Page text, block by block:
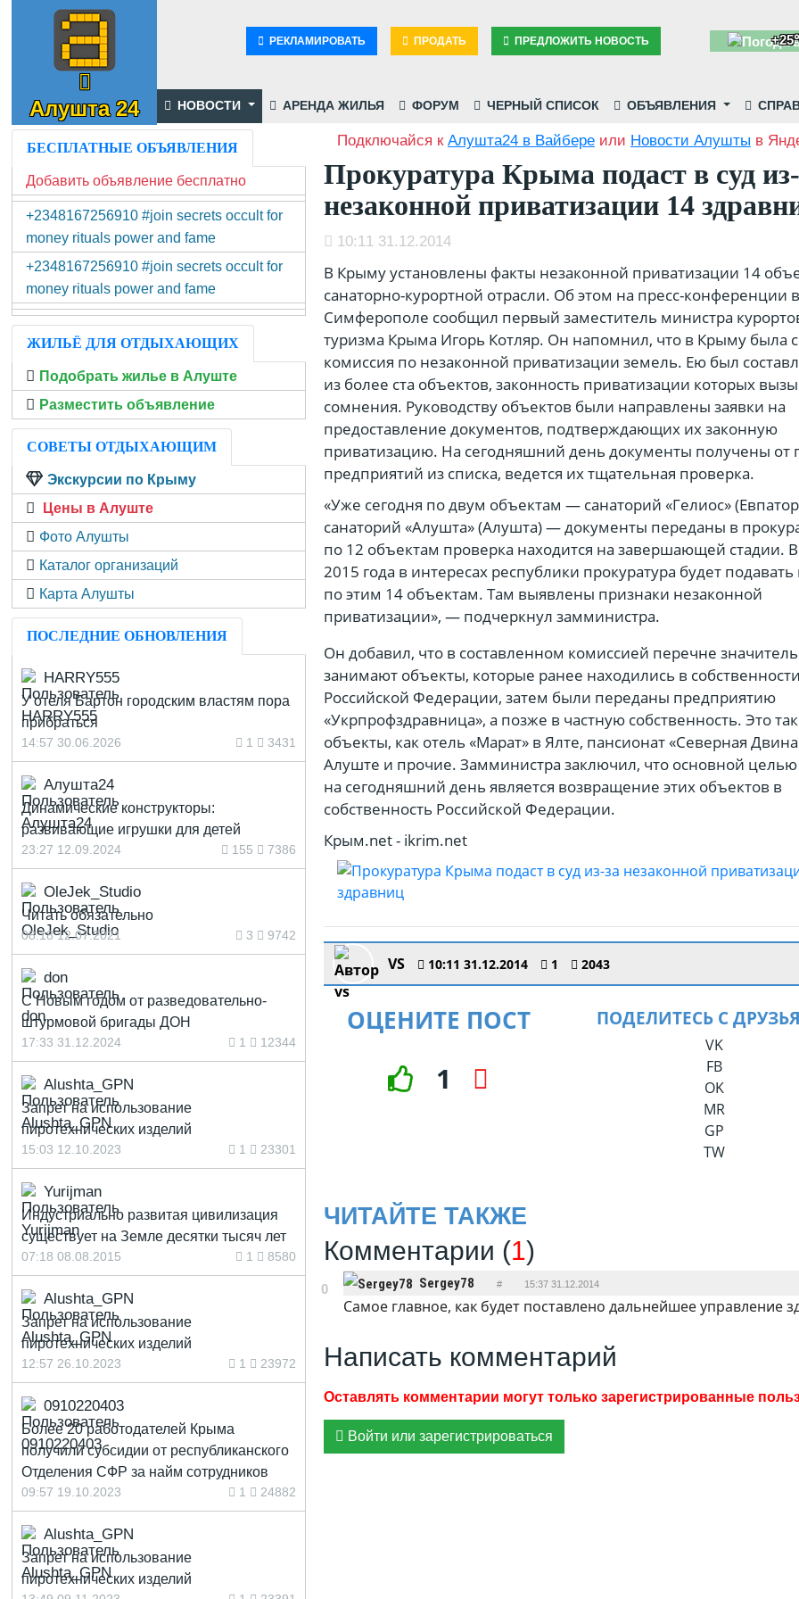
Алушта 24
РЕКЛАМИРОВАТЬ ПРОДАТЬ ПРЕДЛОЖИТЬ НОВОСТЬ
НОВОСТИ АРЕНДА ЖИЛЬЯ ФОРУМ ЧЕРНЫЙ СПИСОК ОБЪЯВЛЕНИЯ
Подключайся к Алушта24 в Вайбереили Новости Алушты в
Прокуратура Крыма подаст в суд
незаконной приватизации 14
10:11 31.12.2014
В Крыму установлены факты незаконной приватизации 14
санаторно-курортной отрасли. Об этом на пресс-конференции в
Симферополе сообщил первый заместитель министра
туризма Крыма Игорь Котляр. Он напомнил, что в Крыму была
комиссия по незаконной приватизации земель. Ею был
из более ста объектов, законность приватизации которых
сомнения. Руководству объектов были направлены заявки на
предоставление документов, подтверждающих их законную
приватизацию. На сегодняшний день документы получены от
предприятий из списка, ведется их тщательная проверка.
«Уже сегодня по двум объектам — санаторий «Гелиос»
санаторий «Алушта» (Алушта) — документы переданы в
по 12 объектам проверка находится на завершающей стадии.
2015 года в интересах республики прокуратура будет подавать
по этим 14 объектам. Там выявлены признаки незаконной
приватизации», — подчеркнул замминистра.
Он добавил, что в составленном комиссией перечне
занимают объекты, которые ранее находились в
Российской Федерации, затем были переданы предприятию
«Укрпрофздравница», а позже в частную собственность. Это
объекты, как отель «Марат» в Ялте, пансионат «Северная
Алуште и прочие. Замминистра заключил, что основной
на сегодняшний день является возвращение этих объектов в
собственность Российской Федерации.
Крым.net - ikrim.net
VS 10:11 31.12.2014 1 2043
ОЦЕНИТЕ ПОСТ
1
ПОДЕЛИТЕСЬ С
VK
FB
OK
MR
GP
TW
ЧИТАЙТЕ ТАКЖЕ
Комментарии (1)
0 Sergey78 # 15:37 31.12.2014
Самое главное, как будет поставлено дальнейшее управление
Написать комментарий
Войти или зарегистрироваться
БЕСПЛАТНЫЕ ОБЪЯВЛЕНИЯ
Добавить объявление бесплатно
+2348167256910 #join secrets occult for
money rituals power and fame
+2348167256910 #join secrets occult for
money rituals power and fame
ЖИЛЬЁ ДЛЯ ОТДЫХАЮЩИХ
Подобрать жилье в Алуште
Разместить объявление
СОВЕТЫ ОТДЫХАЮЩИМ
Экскурсии по Крыму
Цены в Алуште
Фото Алушты
Каталог организаций
Карта Алушты
ПОСЛЕДНИЕ ОБНОВЛЕНИЯ
HARRY555
У отеля Бартон городским властям пора
прибраться
14:57 30.06.2026 1 3431
Алушта24
Динамические конструкторы:
развивающие игрушки для детей
23:27 12.09.2024 155 7386
OleJek_Studio
Читать обязательно
08:18 12.07.2021 3 9742
don
С Новым годом от разведовательно-
штурмовой бригады ДОН
17:33 31.12.2024 1 12344
Alushta_GPN
Запрет на использование
пиротехнических изделий
15:03 12.10.2023 1 23301
Yurijman
Индустриально развитая цивилизация
существует на Земле десятки тысяч лет
07:18 08.08.2015 1 8580
Alushta_GPN
Запрет на использование
пиротехнических изделий
12:57 26.10.2023 1 23972
0910220403
Более 20 работодателей Крыма
получили субсидии от республиканского
Отделения СФР за найм сотрудников
09:57 19.10.2023 1 24882
Alushta_GPN
Запрет на использование
пиротехнических изделий